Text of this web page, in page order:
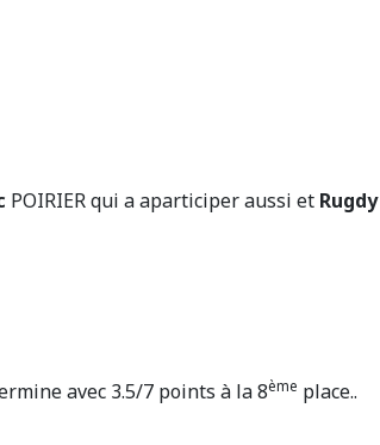
POIRIER qui a aparticiper aussi et Rugdy
avec 3.5/7 points à la 8ème place..